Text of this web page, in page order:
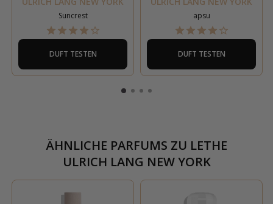
Suncrest
DUFT TESTEN
apsu
DUFT TESTEN
ÄHNLICHE PARFUMS ZU LETHE
ULRICH LANG NEW YORK